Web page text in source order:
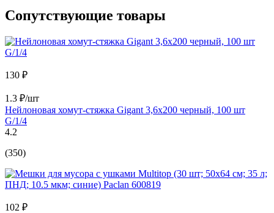
Сопутствующие товары
130 ₽
1.3 ₽/шт
Нейлоновая хомут-стяжка Gigant 3,6х200 черный, 100 шт
G/1/4
4.2
(350)
102 ₽